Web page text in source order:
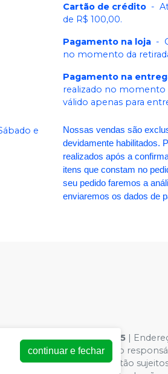
e
Cartão de crédito -
de R$ 100,00.
Pagamento na loja -
no momento da
Pagamento na
realizado no
válido apenas para
Nossas vendas são
devidamente habilitados.
realizados após a
itens que constam no
seu pedido faremos a
enviaremos os dados de
| CNPJ:03.454.363.0001-95 |
- Farmacêutico
da loja virtual estão
continuar e fechar